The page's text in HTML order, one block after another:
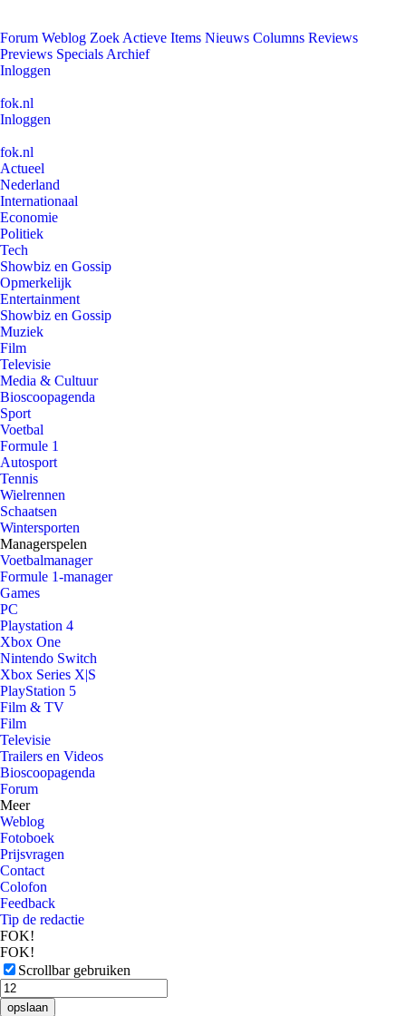
Forum Weblog Zoek Actieve Items Nieuws Columns Reviews
Previews Specials Archief
Inloggen
fok.nl
Inloggen
fok.nl
Actueel
Nederland
Internationaal
Economie
Politiek
Tech
Showbiz en Gossip
Opmerkelijk
Entertainment
Showbiz en Gossip
Muziek
Film
Televisie
Media & Cultuur
Bioscoopagenda
Sport
Voetbal
Formule 1
Autosport
Tennis
Wielrennen
Schaatsen
Wintersporten
Managerspelen
Voetbalmanager
Formule 1-manager
Games
PC
Playstation 4
Xbox One
Nintendo Switch
Xbox Series X|S
PlayStation 5
Film & TV
Film
Televisie
Trailers en Videos
Bioscoopagenda
Forum
Meer
Weblog
Fotoboek
Prijsvragen
Contact
Colofon
Feedback
Tip de redactie
FOK!
FOK!
Scrollbar gebruiken
opslaan